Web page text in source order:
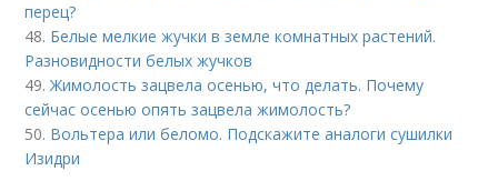
перец?
48. Белые мелкие жучки в земле комнатных растений.
Разновидности белых жучков
49.Жимолость зацвела осенью, что делать. Почему
сейчас осенью опять зацвела жимолость?
50. Вольтера или беломо. Подскажите аналоги сушилки
Изидри